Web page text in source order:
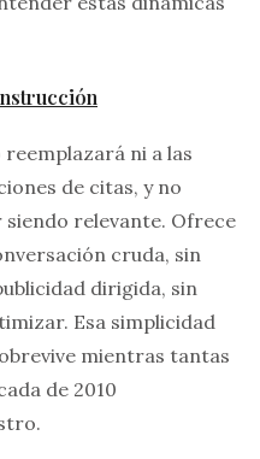
ni a las
de citas, y no
relevante. Ofrece
cruda, sin
dirigida, sin
Esa simplicidad
mientras tantas
de 2010